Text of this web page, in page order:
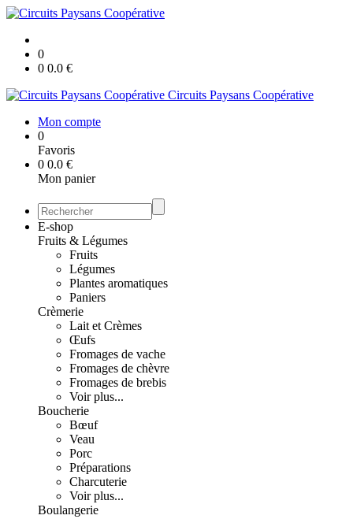
0
0 0.0 €
Circuits Paysans Coopérative
Mon compte
0
Favoris
0 0.0 €
Mon panier
E-shop
Fruits & Légumes
Fruits
Légumes
Plantes aromatiques
Paniers
Crèmerie
Lait et Crèmes
Œufs
Fromages de vache
Fromages de chèvre
Fromages de brebis
Voir plus...
Boucherie
Bœuf
Veau
Porc
Préparations
Charcuterie
Voir plus...
Boulangerie